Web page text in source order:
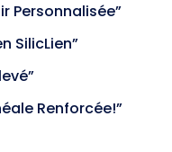
Personnalisée”
SilicLien”
Renforcée!”